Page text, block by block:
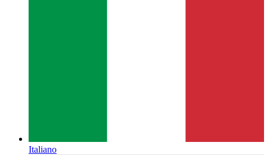
Italiano